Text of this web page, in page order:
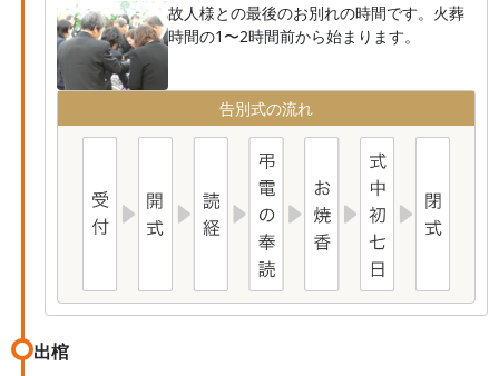
故人様との最後のお別れの時間です。火葬
時間の1〜2時間前から始まります。
告別式の流れ
出棺